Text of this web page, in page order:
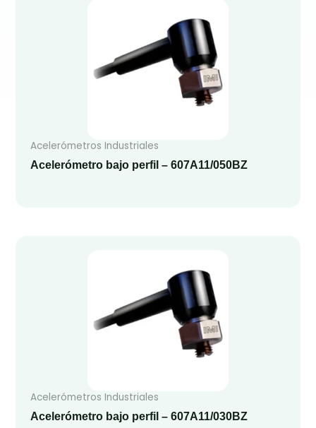
Acelerómetros Industriales
Acelerómetro bajo perfil – 607A11/050BZ
Acelerómetros Industriales
Acelerómetro bajo perfil – 607A11/030BZ